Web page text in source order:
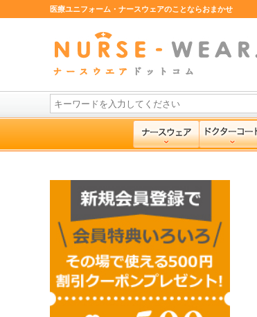
医療ユニフォーム・ナースウェアのことならおまかせ